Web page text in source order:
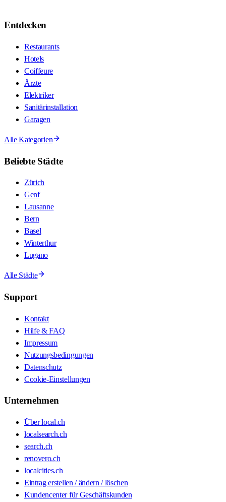
Entdecken
Restaurants
Hotels
Coiffeure
Ärzte
Elektriker
Sanitärinstallation
Garagen
Alle Kategorien
Beliebte Städte
Zürich
Genf
Lausanne
Bern
Basel
Winterthur
Lugano
Alle Städte
Support
Kontakt
Hilfe & FAQ
Impressum
Nutzungsbedingungen
Datenschutz
Cookie-Einstellungen
Unternehmen
Über local.ch
localsearch.ch
search.ch
renovero.ch
localcities.ch
Eintrag erstellen / ändern / löschen
Kundencenter für Geschäftskunden